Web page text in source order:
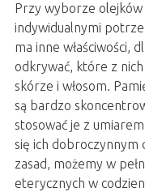
Przy wyborze
indywidualnymi
ma inne właściwości,
odkrywać, które z
skórze i włosom.
są bardzo
stosować je z
się ich dobroczynnym
zasad, możemy w
eterycznych w